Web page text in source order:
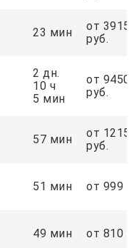
23 мин
от 3915
руб.
2 дн.
10 ч
5 мин
от
руб.
57 мин
от 1215
руб.
51 мин от 999
49 мин от 810